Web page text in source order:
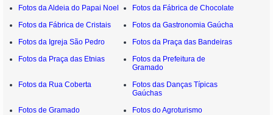
Fotos da Aldeia do Papai Noel
Fotos da Fábrica de Chocolate
Fotos da Fábrica de Cristais
Fotos da Gastronomia Gaúcha
Fotos da Igreja São Pedro
Fotos da Praça das Bandeiras
Fotos da Praça das Etnias
Fotos da Prefeitura de
Gramado
Fotos da Rua Coberta
Fotos das Danças Típicas
Gaúchas
Fotos de Gramado
Fotos do Agroturismo